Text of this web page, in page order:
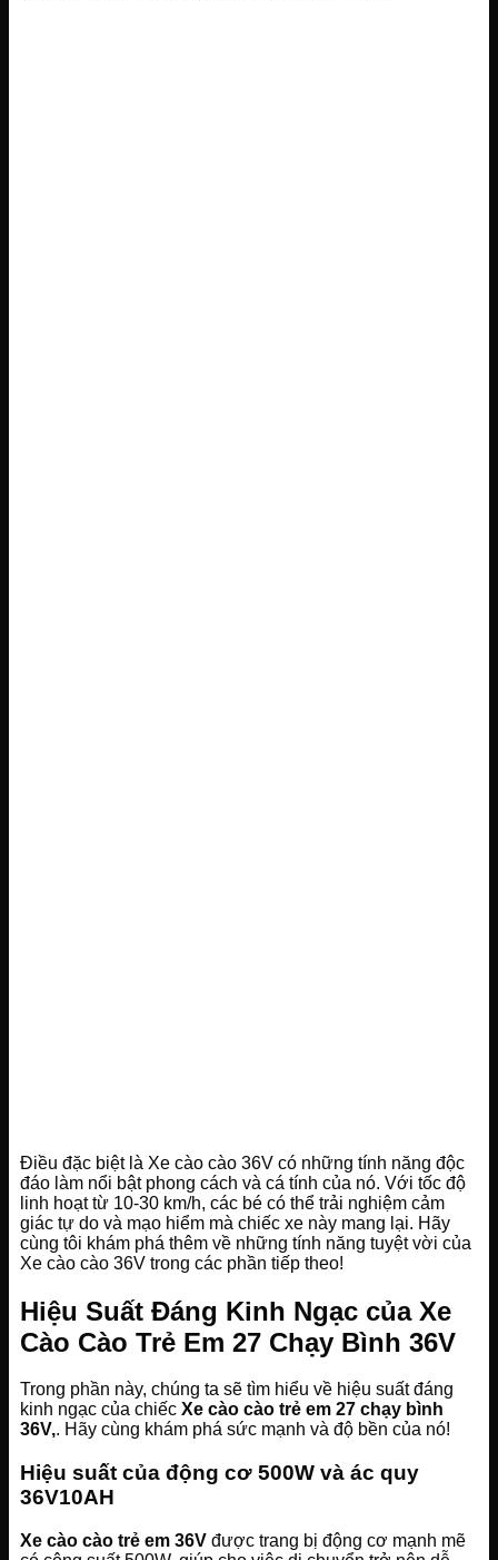
Điều đặc biệt là Xe cào cào 36V có những tính năng độc
đáo làm nổi bật phong cách và cá tính của nó. Với tốc độ
linh hoạt từ 10-30 km/h, các bé có thể trải nghiệm cảm
giác tự do và mạo hiểm mà chiếc xe này mang lại. Hãy
cùng tôi khám phá thêm về những tính năng tuyệt vời của
Xe cào cào 36V trong các phần tiếp theo!
Hiệu Suất Đáng Kinh Ngạc của Xe
Cào Cào Trẻ Em 27 Chạy Bình 36V
Trong phần này, chúng ta sẽ tìm hiểu về hiệu suất đáng
kinh ngạc của chiếc Xe cào cào trẻ em 27 chạy bình
36V,. Hãy cùng khám phá sức mạnh và độ bền của nó!
Hiệu suất của động cơ 500W và ác quy
36V10AH
Xe cào cào trẻ em 36V được trang bị động cơ mạnh mẽ